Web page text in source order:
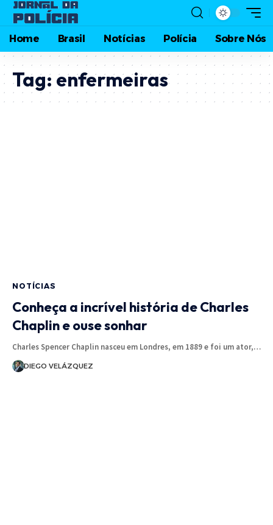
Home Brasil Notícias Polícia Sobre Nós
Tag: enfermeiras
NOTÍCIAS
Conheça a incrível história de Charles
Chaplin e ouse sonhar
Charles Spencer Chaplin nasceu em Londres, em 1889 e foi um ator,…
DIEGO VELÁZQUEZ